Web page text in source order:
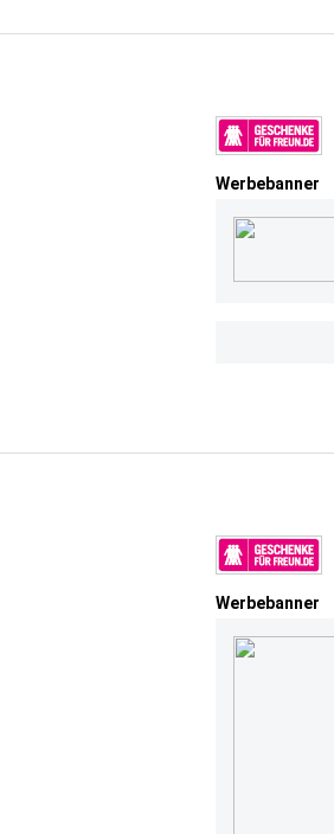
Werbebanner
Werbebanner